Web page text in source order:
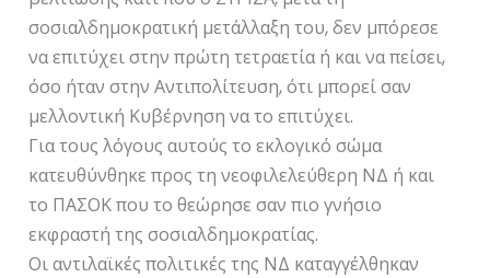
σοσιαλδημοκρατική μετάλλαξη του, δεν μπόρεσε
να επιτύχει στην πρώτη τετραετία ή και να πείσει,
όσο ήταν στην Αντιπολίτευση, ότι μπορεί σαν
μελλοντική Κυβέρνηση να το επιτύχει.
Για τους λόγους αυτούς το εκλογικό σώμα
κατευθύνθηκε προς τη νεοφιλελεύθερη ΝΔ ή και
το ΠΑΣΟΚ που το θεώρησε σαν πιο γνήσιο
εκφραστή της σοσιαλδημοκρατίας.
Οι αντιλαϊκές πολιτικές της ΝΔ καταγγέλθηκαν